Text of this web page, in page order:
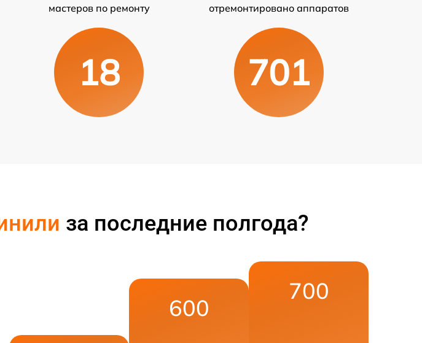
мастеров по ремонту
18
отремонтировано аппаратов
701
за последние полгода?
600
700